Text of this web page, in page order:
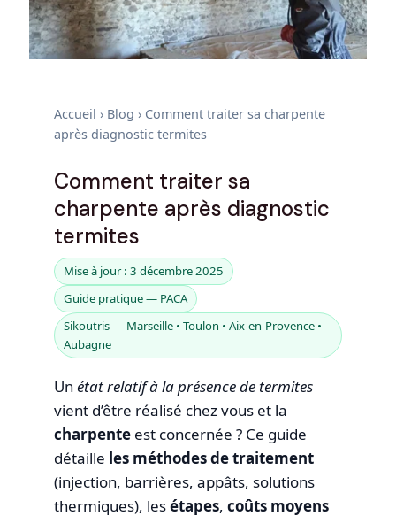
Accueil › Blog › Comment traiter sa charpente
après diagnostic termites
Comment traiter sa
charpente après diagnostic
termites
Mise à jour : 3 décembre 2025
Guide pratique — PACA
Sikoutris — Marseille • Toulon • Aix‑en‑Provence •
Aubagne
Un état relatif à la présence de termites
vient d’être réalisé chez vous et la
charpenteest concernée ? Ce guide
détaille les méthodes de traitement
(injection, barrières, appâts, solutions
thermiques), lesétapes, coûts moyens